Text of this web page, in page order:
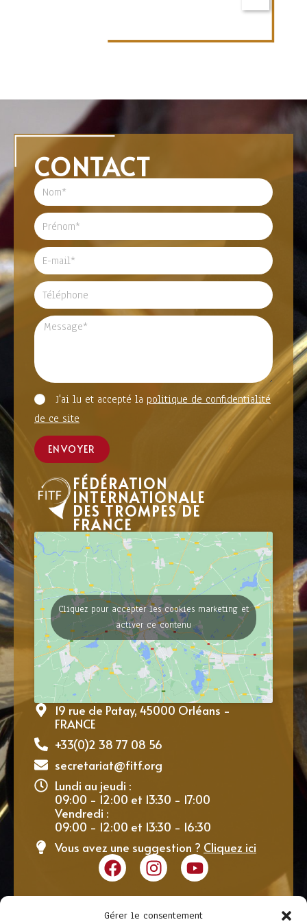
Gérer le consentement
CONTACT
J'ai lu et accepté la politique de confidentialité
de ce site
ENVOYER
FÉDÉRATION
INTERNATIONALE
DES TROMPES DE
FRANCE
Cliquez pour accepter les cookies marketing et
activer ce contenu
19 rue de Patay, 45000 Orléans -
FRANCE
+33(0)2 38 77 08 56
secretariat@fitf.org
Lundi au jeudi :
09:00 - 12:00 et 13:30 - 17:00
Vendredi :
09:00 - 12:00 et 13:30 - 16:30
Vous avez une suggestion ? Cliquez ici